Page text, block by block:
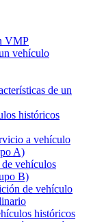
VMP
vehículo
de un
históricos
a vehículo
A)
vehículos
B)
de vehículo
históricos